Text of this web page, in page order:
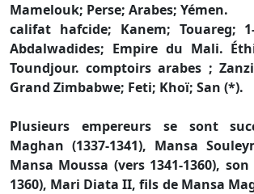
Mamelouk; Perse; Arabes; Yémen.
califat hafcide; Kanem; Touareg;
Abdalwadides; Empire du Mali.
Toundjour. comptoirs arabes ;
Grand Zimbabwe; Feti; Khoï; San (*).
Plusieurs empereurs se sont
Maghan (1337-1341), Mansa
Mansa Moussa (vers 1341-1360),
1360), Mari Diata II, fils de Mansa